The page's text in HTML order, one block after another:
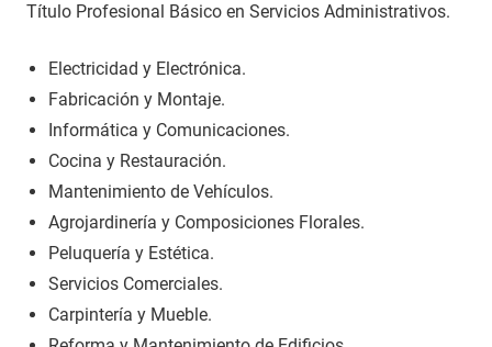
Título Profesional Básico en Servicios Administrativos.
Electricidad y Electrónica.
Fabricación y Montaje.
Informática y Comunicaciones.
Cocina y Restauración.
Mantenimiento de Vehículos.
Agrojardinería y Composiciones Florales.
Peluquería y Estética.
Servicios Comerciales.
Carpintería y Mueble.